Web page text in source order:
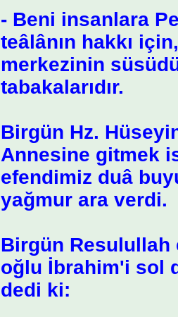
- Beni insanlara
teâlânın hakkı
merkezinin
tabakalarıdır.
Birgün Hz.
Annesine gitmek
efendimiz duâ
yağmur ara verdi.
Birgün Resulullah
oğlu İbrahim'i sol
dedi ki: